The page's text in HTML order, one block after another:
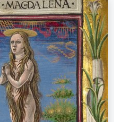
Beschreiben Sie die Szene – z.B. Grüne
Wiese, Abstrakt mit viel Rot, Dunkles
Ölgemälde, Stehender Akt neben einem
Baum.